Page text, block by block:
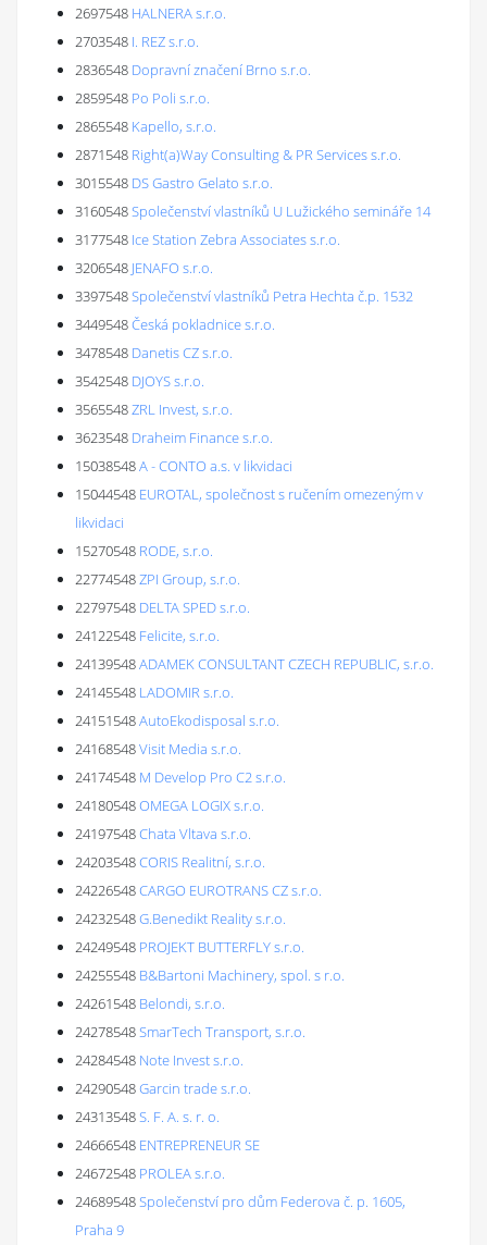
2697548 HALNERA s.r.o.
2703548 I. REZ s.r.o.
2836548 Dopravní značení Brno s.r.o.
2859548 Po Poli s.r.o.
2865548 Kapello, s.r.o.
2871548 Right(a)Way Consulting & PR Services s.r.o.
3015548 DS Gastro Gelato s.r.o.
3160548Společenství vlastníků U Lužického semináře 14
3177548 Ice Station Zebra Associates s.r.o.
3206548 JENAFO s.r.o.
3397548Společenství vlastníků Petra Hechta č.p. 1532
3449548Česká pokladnice s.r.o.
3478548 Danetis CZ s.r.o.
3542548 DJOYS s.r.o.
3565548ZRL Invest, s.r.o.
3623548 Draheim Finance s.r.o.
15038548A - CONTO a.s. v likvidaci
15044548 EUROTAL, společnost s ručením omezeným v
likvidaci
15270548 RODE, s.r.o.
22774548ZPI Group, s.r.o.
22797548 DELTA SPED s.r.o.
24122548 Felicite, s.r.o.
24139548ADAMEK CONSULTANT CZECH REPUBLIC, s.r.o.
24145548 LADOMIR s.r.o.
24151548AutoEkodisposal s.r.o.
24168548Visit Media s.r.o.
24174548 M Develop Pro C2 s.r.o.
24180548OMEGA LOGIX s.r.o.
24197548Chata Vltava s.r.o.
24203548CORIS Realitní, s.r.o.
24226548CARGO EUROTRANS CZ s.r.o.
24232548G.Benedikt Reality s.r.o.
24249548 PROJEKT BUTTERFLY s.r.o.
24255548 B&Bartoni Machinery, spol. s r.o.
24261548 Belondi, s.r.o.
24278548SmarTech Transport, s.r.o.
24284548 Note Invest s.r.o.
24290548Garcin trade s.r.o.
24313548S. F. A. s. r. o.
24666548 ENTREPRENEUR SE
24672548 PROLEA s.r.o.
24689548Společenství pro dům Federova č. p. 1605,
Praha 9